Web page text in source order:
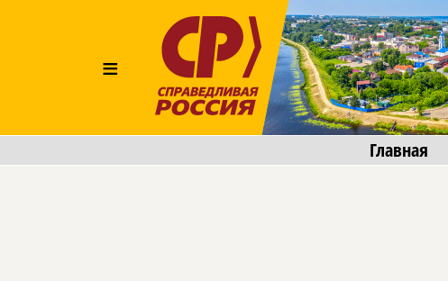
≡
Главная